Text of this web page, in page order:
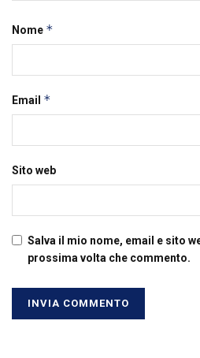
Nome *
Email *
Sito web
Salva il mio nome, email e sito
prossima volta che commento.